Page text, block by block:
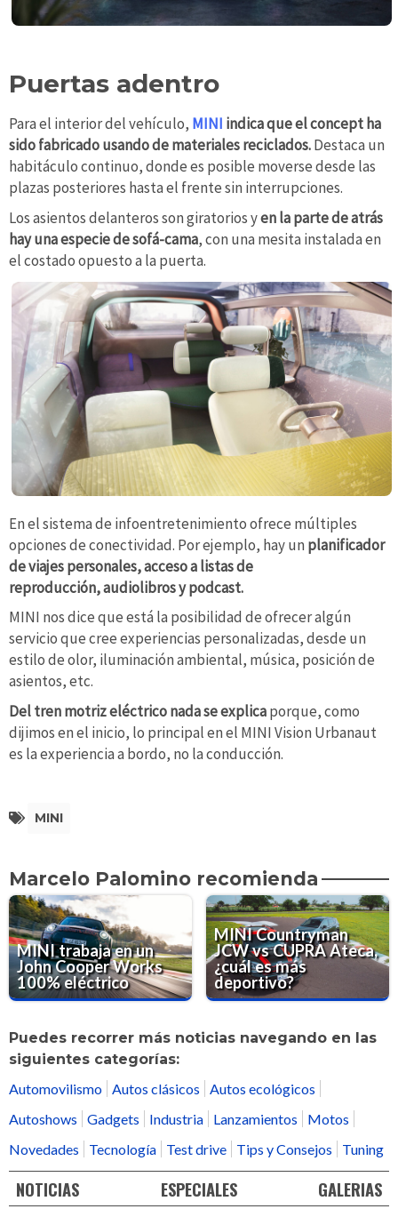
Puertas adentro
Para el interior del vehículo, MINI indica que el concept ha
sido fabricado usando de materiales reciclados.Destaca un
habitáculo continuo, donde es posible moverse desde las
plazas posteriores hasta el frente sin interrupciones.
Los asientos delanteros son giratorios yen la parte de atrás
hay una especie de sofá-cama, con una mesita instalada en
el costado opuesto a la puerta.
En el sistema de infoentretenimiento ofrece múltiples
opciones de conectividad. Por ejemplo, hay un planificador
de viajes personales, acceso a listas de
reproducción, audiolibros y podcast.
MINI nos dice que está la posibilidad de ofrecer algún
servicio que cree experiencias personalizadas, desde un
estilo de olor, iluminación ambiental, música, posición de
asientos, etc.
Del tren motriz eléctrico nada se explicaporque, como
dijimos en el inicio, lo principal en el MINI Vision Urbanaut
es la experiencia a bordo, no la conducción.
MINI
Marcelo Palomino recomienda
MINI trabaja en un
John Cooper Works
100% eléctrico
MINI Countryman
JCW vs CUPRA Ateca,
¿cuál es más
deportivo?
Puedes recorrer más noticias navegando en las
siguientes categorías:
Automovilismo Autos clásicos
Autos ecológicos
Autoshows
Gadgets Industria Lanzamientos
Motos
Novedades
Tecnología Test drive Tips y Consejos Tuning
NOTICIAS ESPECIALES GALERIAS